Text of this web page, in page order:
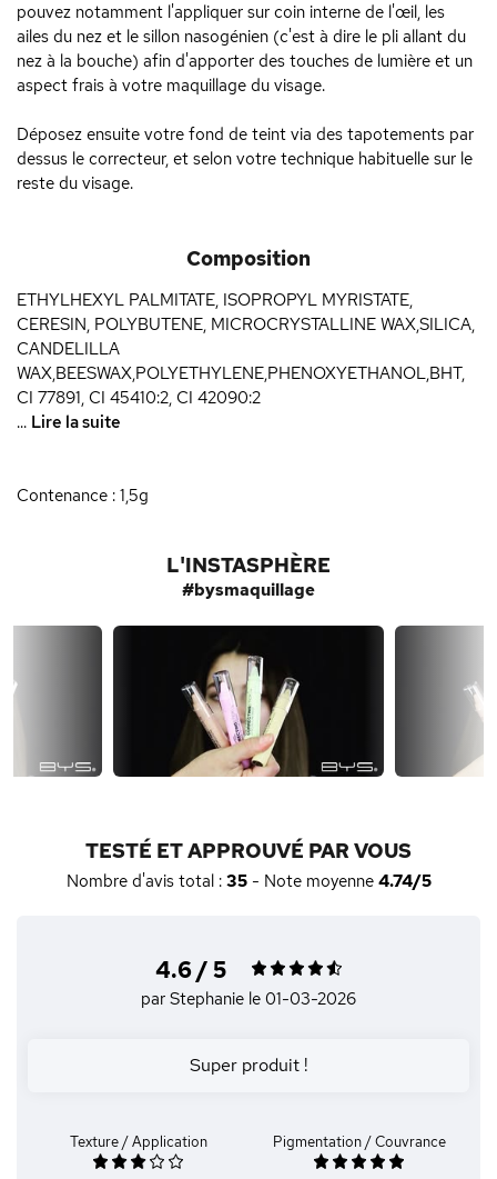
pouvez notamment l'appliquer sur coin interne de l'œil, les
ailes du nez et le sillon nasogénien (c'est à dire le pli allant du
nez à la bouche) afin d'apporter des touches de lumière et un
aspect frais à votre maquillage du visage.
Déposez ensuite votre fond de teint via des tapotements par
dessus le correcteur, et selon votre technique habituelle sur le
reste du visage.
Composition
ETHYLHEXYL PALMITATE, ISOPROPYL MYRISTATE,
CERESIN, POLYBUTENE, MICROCRYSTALLINE WAX,SILICA,
CANDELILLA
WAX,BEESWAX,POLYETHYLENE,PHENOXYETHANOL,BHT,
CI 77891, CI 45410:2, CI 42090:2
... Lire la suite
Contenance : 1,5g
L'INSTASPHÈRE
#bysmaquillage
TESTÉ ET APPROUVÉ PAR VOUS
Nombre d'avis total : 35- Note moyenne 4.74/5
4.6 / 5
par Stephanie le 01-03-2026
Super produit !
Texture / Application Pigmentation / Couvrance